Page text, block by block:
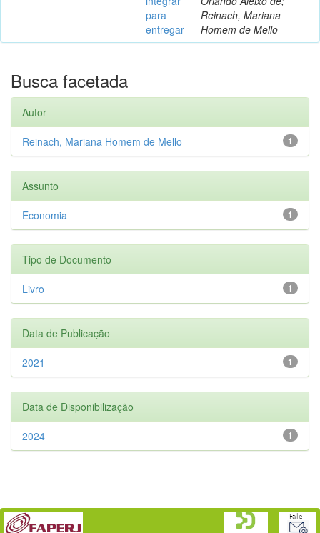
para
entregar
Reinach, Mariana
Homem de Mello
Busca facetada
Autor
1
Reinach, Mariana Homem de Mello
Assunto
1
Economia
Tipo de Documento
1
Livro
Data de Publicação
1
2021
Data de Disponibilização
1
2024